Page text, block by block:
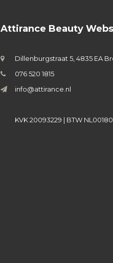
Attirance Beauty
Dillenburgstraat 5, 4835 EA
076 520 1815
info@attirance.nl
KVK 20093229 | BTW